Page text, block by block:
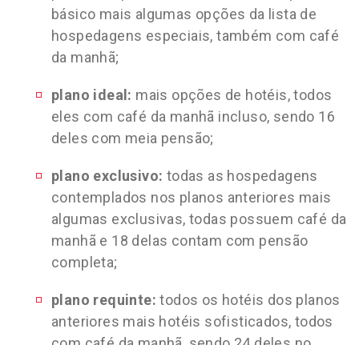
básico mais algumas opções da lista de
hospedagens especiais, também com café
da manhã;
plano ideal: mais opções de hotéis, todos
eles com café da manhã incluso, sendo 16
deles com meia pensão;
plano exclusivo: todas as hospedagens
contemplados nos planos anteriores mais
algumas exclusivas, todas possuem café da
manhã e 18 delas contam com pensão
completa;
plano requinte: todos os hotéis dos planos
anteriores mais hotéis sofisticados, todos